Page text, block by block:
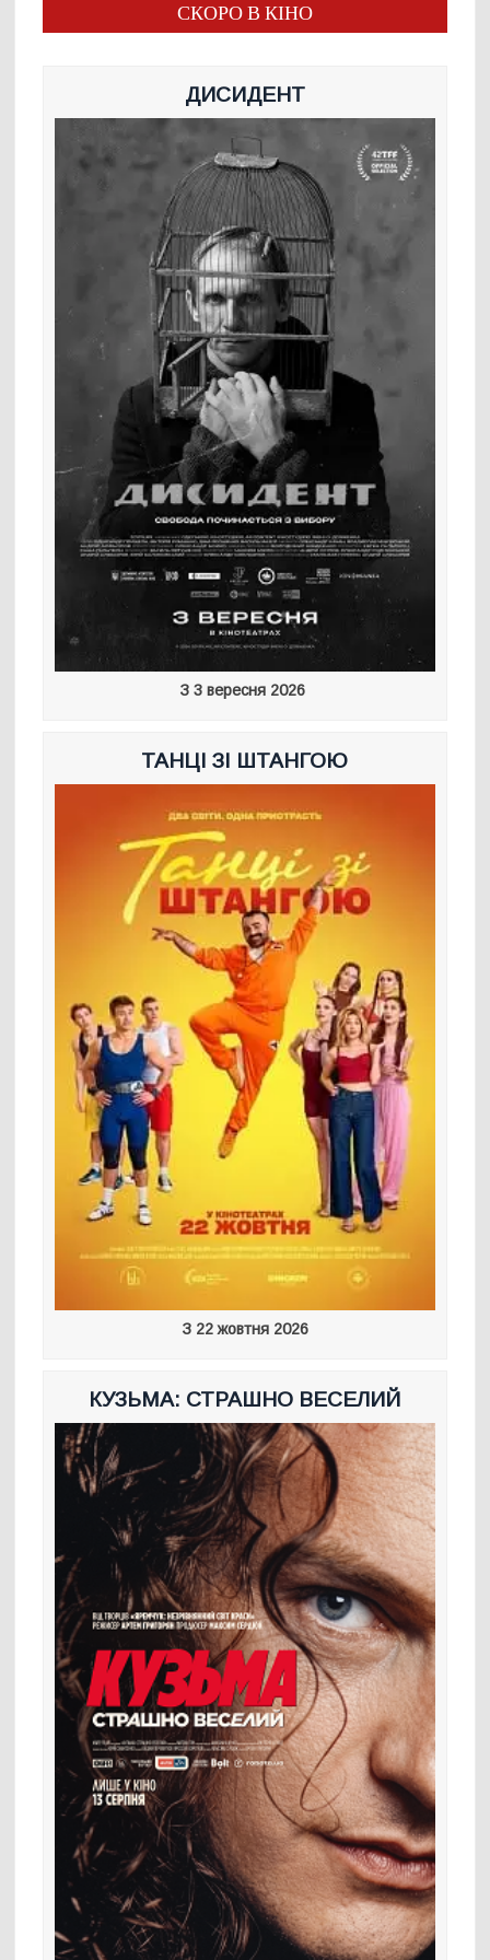
СКОРО В КІНО
ДИСИДЕНТ
З 3 вересня 2026
ТАНЦІ ЗІ ШТАНГОЮ
З 22 жовтня 2026
КУЗЬМА: СТРАШНО ВЕСЕЛИЙ